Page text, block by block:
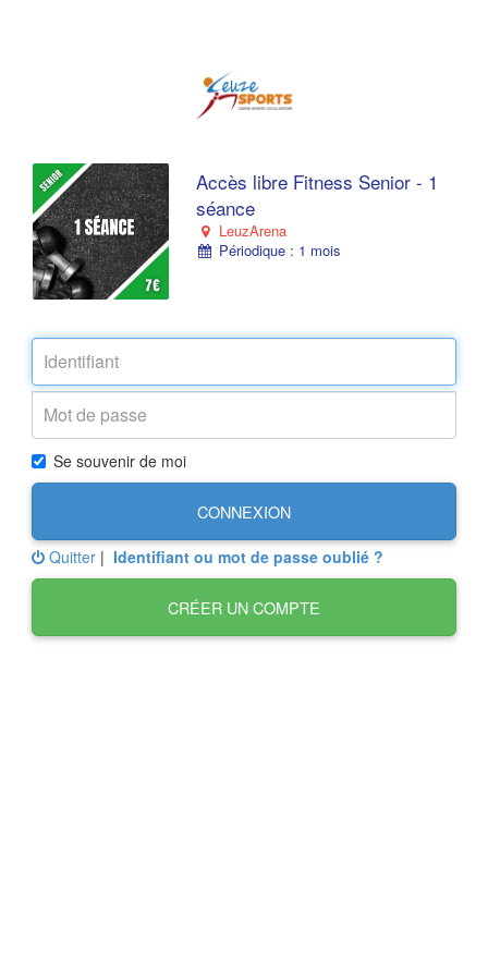
Accès libre Fitness Senior - 1
séance
LeuzArena
Périodique : 1 mois
Se souvenir de moi
CONNEXION
Quitter | Identifiant ou mot de passe oublié ?
CRÉER UN COMPTE